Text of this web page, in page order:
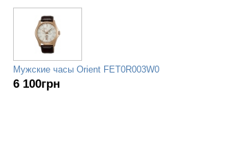
Мужские часы Orient FET0R003W0
6 100грн